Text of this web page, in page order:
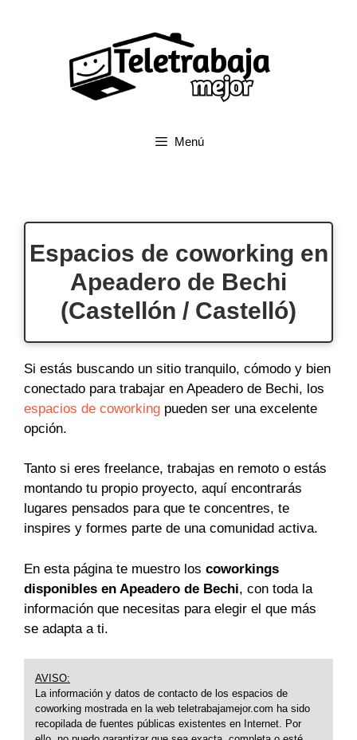
Menú
Espacios de coworking en
Apeadero de Bechi
(Castellón / Castelló)
Si estás buscando un sitio tranquilo, cómodo y bien
conectado para trabajar en Apeadero de Bechi, los
espacios de coworking pueden ser una excelente
opción.
Tanto si eres freelance, trabajas en remoto o estás
montando tu propio proyecto, aquí encontrarás
lugares pensados para que te concentres, te
inspires y formes parte de una comunidad activa.
En esta página te muestro los coworkings
disponibles en Apeadero de Bechi, con toda la
información que necesitas para elegir el que más
se adapta a ti.
AVISO:
La información y datos de contacto de los espacios de
coworking mostrada en la web teletrabajamejor.com ha sido
recopilada de fuentes públicas existentes en Internet. Por